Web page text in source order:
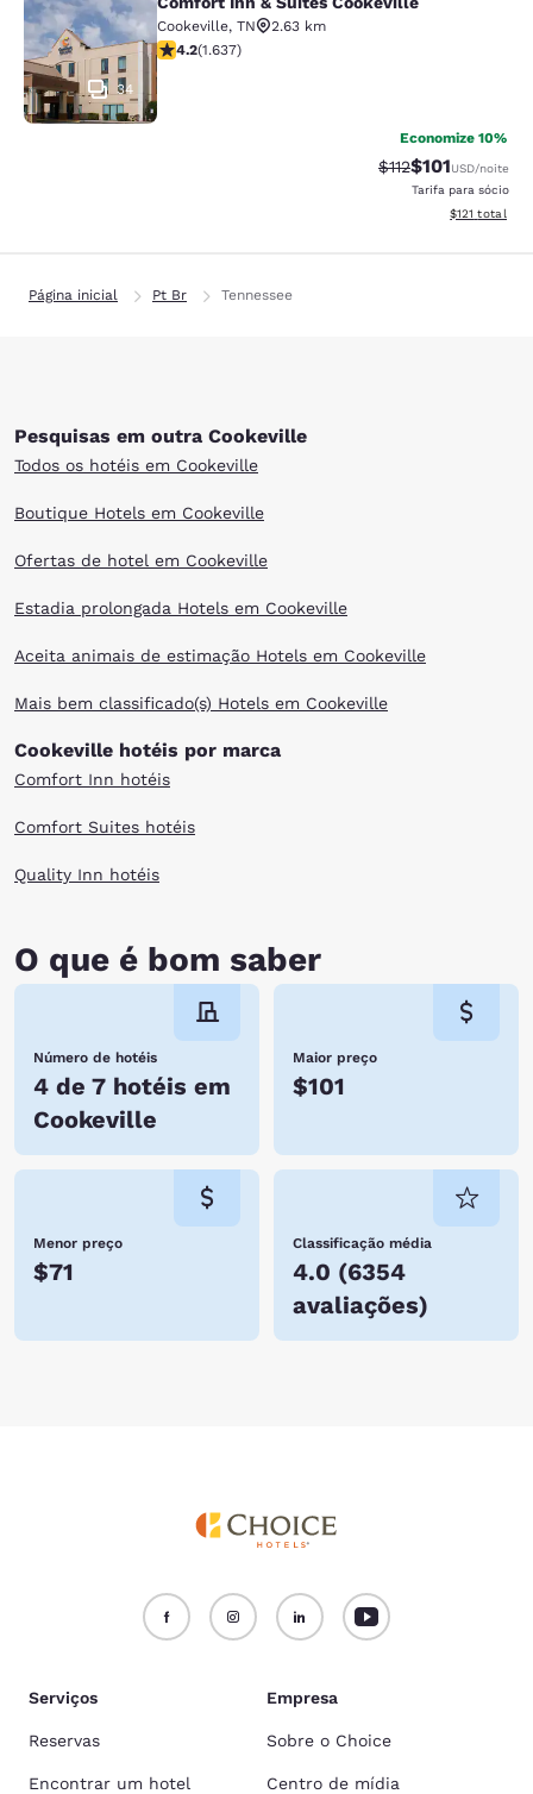
Comfort Inn & Suites Cookeville
34
Cookeville, TN
2.63 km
classificação 4.15 estrelas. Muito bom. 1637
4.2(1.637)
Economize 10%
Tarifa anterior
$112Tarifa com
$101USD/noite
Tarifa para sócio
Exibir
$121 total
Página inicial Pt Br Tennessee
Pesquisas em outra Cookeville
Todos os hotéis em Cookeville
Boutique Hotels em Cookeville
Ofertas de hotel em Cookeville
Estadia prolongada Hotels em Cookeville
Aceita animais de estimação Hotels em Cookeville
Mais bem classificado(s) Hotels em Cookeville
Cookeville hotéis por marca
Comfort Inn hotéis
Comfort Suites hotéis
Quality Inn hotéis
O que é bom saber
Número de hotéis
4 de 7 hotéis em
Cookeville
Maior preço
$101
Menor preço
$71
Classificação média
4.0 (6354
avaliações)
Serviços
Reservas
Encontrar um hotel
Empresa
Sobre o Choice
Centro de mídia